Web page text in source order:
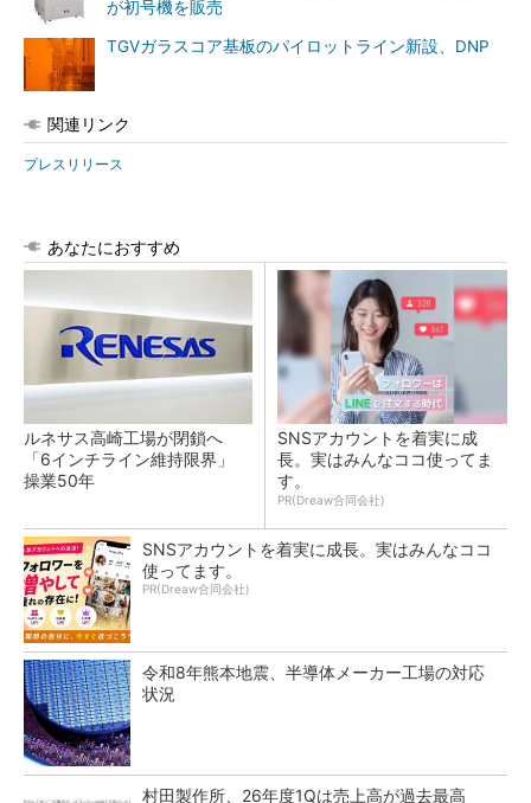
が初号機を販売
TGVガラスコア基板のパイロットライン新設、DNP
関連リンク
プレスリリース
あなたにおすすめ
ルネサス高崎工場が閉鎖へ
「6インチライン維持限界」
操業50年
SNSアカウントを着実に成
長。実はみんなココ使ってま
す。
PR(Dreaw合同会社)
SNSアカウントを着実に成長。実はみんなココ
使ってます。
PR(Dreaw合同会社)
令和8年熊本地震、半導体メーカー工場の対応
状況
村田製作所、26年度1Qは売上高が過去最高